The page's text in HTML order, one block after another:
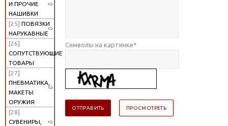
И ПРОЧИЕ
НАШИВКИ
[25] ПОВЯЗКИ
НАРУКАВНЫЕ
[26]
СОПУТСТВУЮЩИЕ
ТОВАРЫ
[27]
ПНЕВМАТИКА,
МАКЕТЫ
ОРУЖИЯ
[28]
СУВЕНИРЫ,
Символы на картинке*